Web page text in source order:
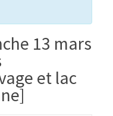
13 mars
et lac